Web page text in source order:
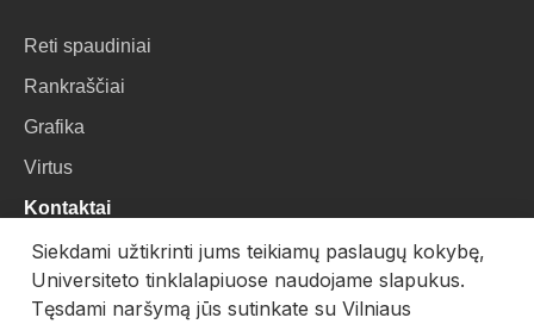
Reti spaudiniai
Rankraščiai
Grafika
Virtus
Kontaktai
VU Biblioteka
Universiteto g. 3, LT-01122, Vilnius
Siekdami užtikrinti jums teikiamų paslaugų kokybę,
Universiteto tinklalapiuose naudojame slapukus.
Tęsdami naršymą jūs sutinkate su Vilniaus